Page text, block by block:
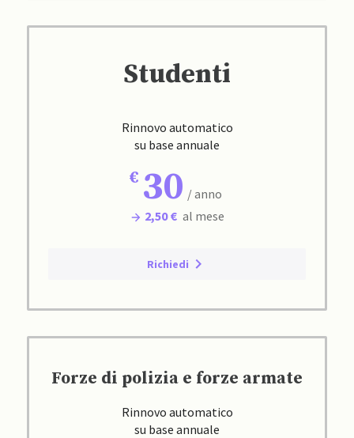
Studenti
Rinnovo automatico
su base annuale
30 / anno
2,50 € al mese
Richiedi
Forze di polizia e forze armate
Rinnovo automatico
su base annuale